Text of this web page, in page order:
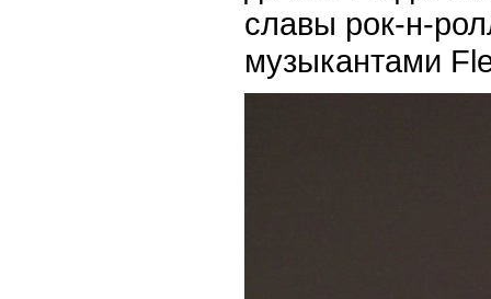
славы рок-н-
музыкантами